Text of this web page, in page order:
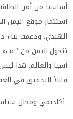
أساسياً من أمن
استثمار موقع اليمن
الهندي، ودعمت بناء
تتحول اليمن من "عبء
آسيا والعالم. هذا
قابلاً للتحقيق في
أكاديمي ومحلل